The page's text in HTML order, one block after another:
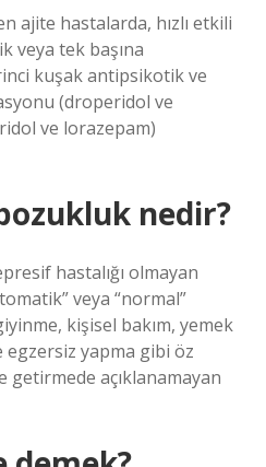
ajite hastalarda, hızlı etkili
veya tek başına
kuşak antipsikotik ve
(droperidol ve
ve lorazepam)
nedir?
hastalığı olmayan
veya “normal”
kişisel bakım, yemek
egzersiz yapma gibi öz
getirmede açıklanamayan